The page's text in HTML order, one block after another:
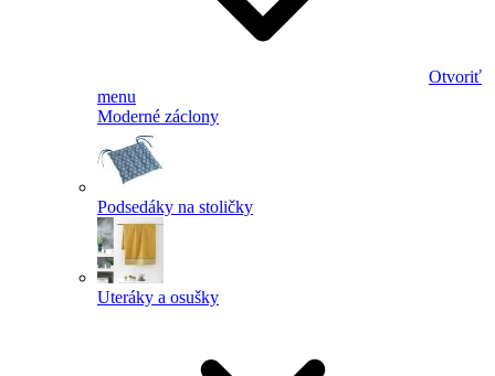
Otvoriť
menu
Moderné záclony
Podsedáky na stoličky
Uteráky a osušky